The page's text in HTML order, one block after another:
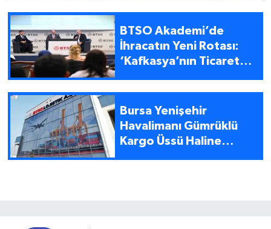
BTSO Akademi’de
İhracatın Yeni Rotası:
‘Kafkasya’nın Ticaret
Bursa Yenişehir
Havalimanı Gümrüklü
Kargo Üssü Haline